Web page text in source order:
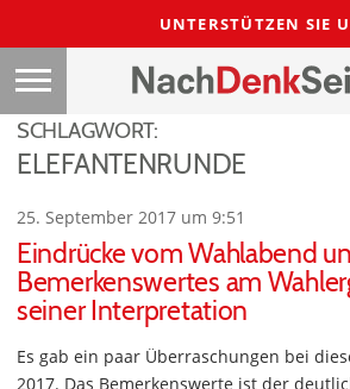
UNTERSTÜTZEN SIE
SCHLAGWORT:
ELEFANTENRUNDE
25. September 2017 um 9:51
Eindrücke vom Wahlabend
Bemerkenswertes am
seiner Interpretation
Es gab ein paar Überraschungen bei
2017. Das Bemerkenswerte ist der